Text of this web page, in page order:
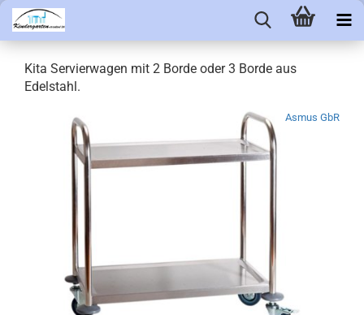
Kita Servierwagen mit 2 Borde oder 3 Borde aus
Edelstahl.
Asmus GbR